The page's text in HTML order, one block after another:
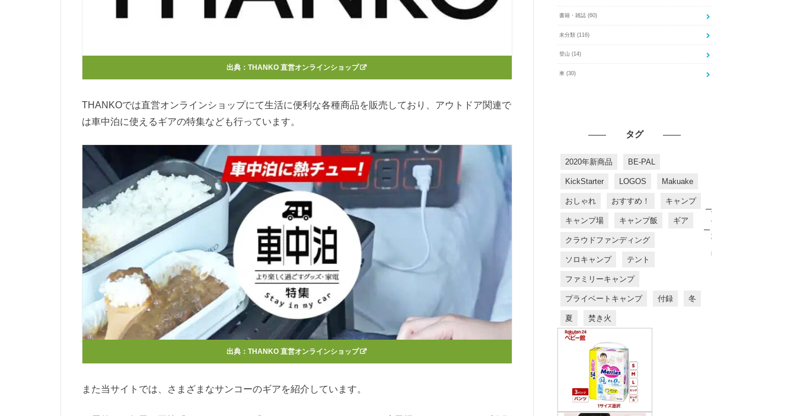
出典： THANKO 直営オンラインショップ
THANKOでは直営オンラインショップにて生活に便利な各種商品を販売しており、アウトドア関連で
は車中泊に使えるギアの特集なども行っています。
出典： THANKO 直営オンラインショップ
また当サイトでは、さまざまなサンコーのギアを紹介しています。
書籍・雑誌 (60)
未分類 (116)
登山 (14)
車 (30)
タグ
2020年新商品 BE-PAL
KickStarter LOGOS Makuake
おしゃれ おすすめ！ キャンプ
キャンプ場 キャンプ飯 ギア
クラウドファンディング
ソロキャンプ テント
ファミリーキャンプ
プライベートキャンプ 付録 冬
夏 焚き火
す
す
め
商
品